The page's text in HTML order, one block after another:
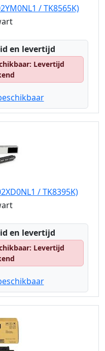
/ TK8565K)
en levertijd
Levertijd
/ TK8395K)
en levertijd
Levertijd